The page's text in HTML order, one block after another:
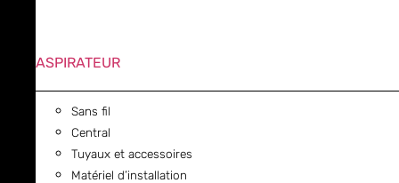
ASPIRATEUR
Sans fil
Central
Tuyaux et accessoires
Matériel d’installation